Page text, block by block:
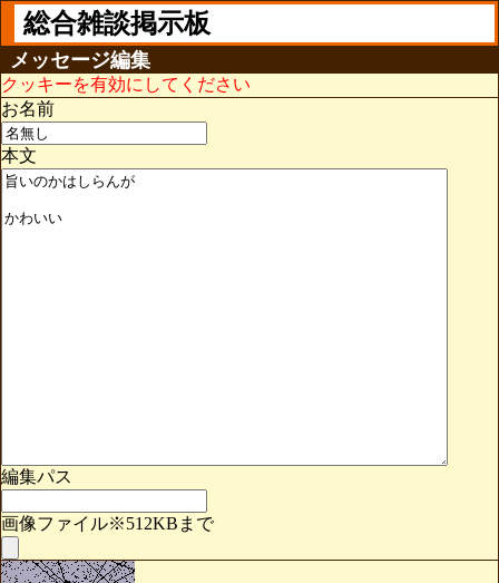
総合雑談掲示板
メッセージ編集
クッキーを有効にしてください
お名前
本文
編集パス
画像ファイル※512KBまで